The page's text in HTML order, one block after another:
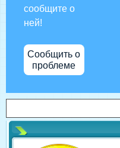
сообщите о
ней!
Сообщить о
проблеме